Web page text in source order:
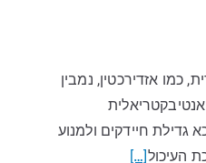
כמו אזדירכטין, נמבין
אנטיבקטריאלית
גדילת חיידקים ולמנוע
העיכול[…]